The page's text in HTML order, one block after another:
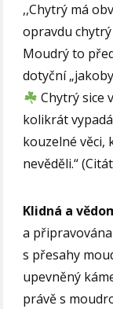
,,Chytrý má
opravdu
Moudrý to
dotyční
Chytrý sice
kolikrát
kouzelné věci,
nevěděli.“
Klidná a
a
s přesahy
upevněný
právě s